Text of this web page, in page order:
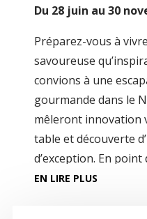
Du 28 juin au 30
Préparez-vous à
savoureuse
convions à une
gourmande dans le
mêleront innovation
table et découverte
d’exception. En
: l’exposition
EN LIRE PLUS